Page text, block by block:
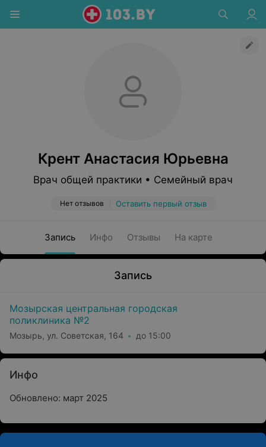
Крент Анастасия Юрьевна
Врач общей практики • Семейный врач
Нет отзывов Оставить первый отзыв
Запись Инфо Отзывы На карте
Запись
Мозырская центральная городская
поликлиника №2
Мозырь, ул. Советская, 164 до 15:00
Инфо
Обновлено: март 2025